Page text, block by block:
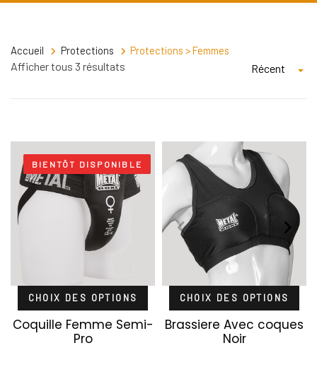
Accueil Protections Protections > Femmes
Afficher tous 3 résultats Récent
BIENTÔT DISPONIBLE
CHOIX DES OPTIONS
Coquille Femme Semi-
Pro
CHOIX DES OPTIONS
Brassiere Avec coques
Noir